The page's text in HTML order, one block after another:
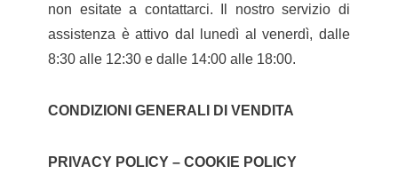
non esitate a contattarci. Il nostro servizio di
assistenza è attivo dal lunedì al venerdì, dalle
8:30 alle 12:30 e dalle 14:00 alle 18:00.
CONDIZIONI GENERALI DI VENDITA
PRIVACY POLICY – COOKIE POLICY